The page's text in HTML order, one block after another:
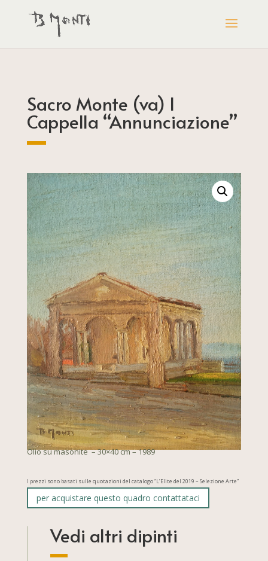
Sacro Monte (va) I
Cappella “Annunciazione”
Olio su masonite – 30×40 cm – 1989
I prezzi sono basati sulle quotazioni del catalogo “L’Elite del 2019 – Selezione Arte”
per acquistare questo quadro contattataci
Vedi altri dipinti